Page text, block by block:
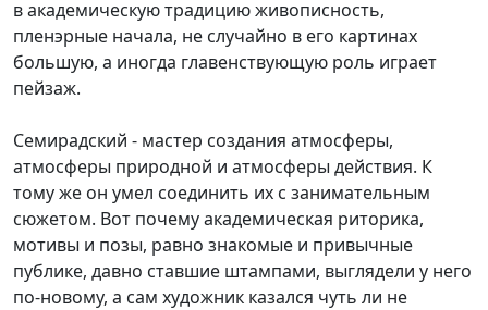
в академическую традицию живописность,
пленэрные начала, не случайно в его картинах
большую, а иногда главенствующую роль играет
пейзаж.
Семирадский - мастер создания атмосферы,
атмосферы природной и атмосферы действия. К
тому же он умел соединить их с занимательным
сюжетом. Вот почему академическая риторика,
мотивы и позы, равно знакомые и привычные
публике, давно ставшие штампами, выглядели у него
по-новому, а сам художник казался чуть ли не